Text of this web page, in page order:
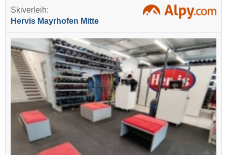
Skiverleih:
Hervis Mayrhofen Mitte